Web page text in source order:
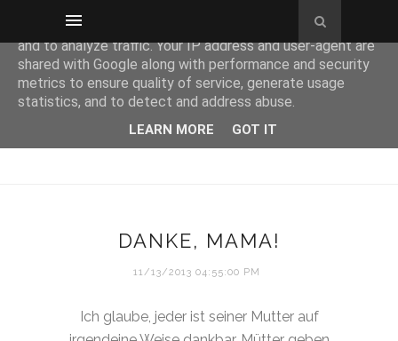
DANKE, MAMA!
11/13/2013 04:55:00 PM
Ich glaube, jeder ist seiner Mutter auf
This site uses cookies from Google to deliver its services
and to analyze traffic. Your IP address and user-agent are
shared with Google along with performance and security
metrics to ensure quality of service, generate usage
statistics, and to detect and address abuse.
LEARN MORE GOT IT